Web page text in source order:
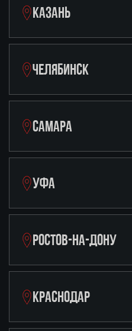
КАЗАНЬ
ЧЕЛЯБИНСК
САМАРА
УФА
РОСТОВ-НА-ДОНУ
КРАСНОДАР